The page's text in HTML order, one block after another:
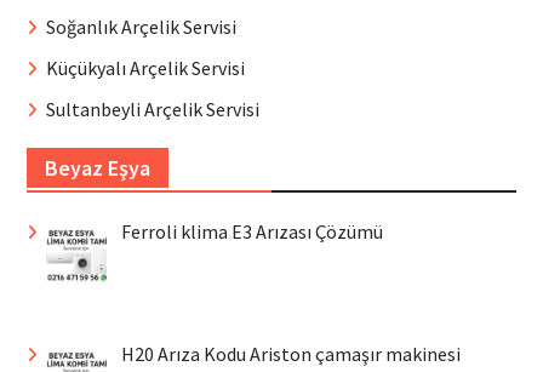
Soğanlık Arçelik Servisi
Küçükyalı Arçelik Servisi
Sultanbeyli Arçelik Servisi
Beyaz Eşya
Ferroli klima E3 Arızası Çözümü
H20 Arıza Kodu Ariston çamaşır makinesi